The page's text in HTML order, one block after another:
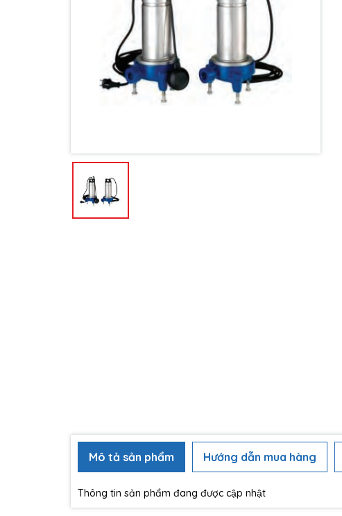
Mô tả sản phẩm Hướng dẫn mua hàng
Thông tin sản phẩm đang được cập nhật